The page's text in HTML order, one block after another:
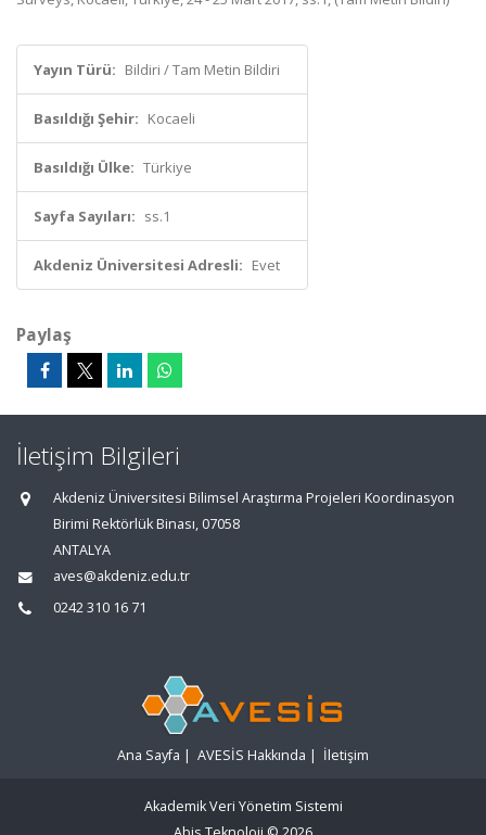
Yayın Türü: Bildiri / Tam Metin Bildiri
Basıldığı Şehir: Kocaeli
Basıldığı Ülke: Türkiye
Sayfa Sayıları: ss.1
Akdeniz Üniversitesi Adresli: Evet
Paylaş
İletişim Bilgileri
Akdeniz Üniversitesi Bilimsel Araştırma Projeleri Koordinasyon
Birimi Rektörlük Binası, 07058
ANTALYA
aves@akdeniz.edu.tr
0242 310 16 71
Ana Sayfa | AVESİS Hakkında | İletişim
Akademik Veri Yönetim Sistemi